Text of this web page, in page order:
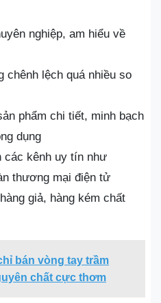
nghiệp, am hiểu về
chênh lệch quá nhiều so
phẩm chi tiết, minh bạch
dụng
các kênh uy tín như
thương mại điện tử
giả, hàng kém chất
bán vòng tay trầm
chất cực thơm